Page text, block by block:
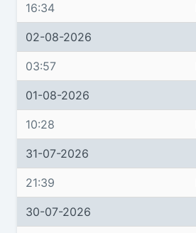
16:34
02-08-2026
03:57
01-08-2026
10:28
31-07-2026
21:39
30-07-2026